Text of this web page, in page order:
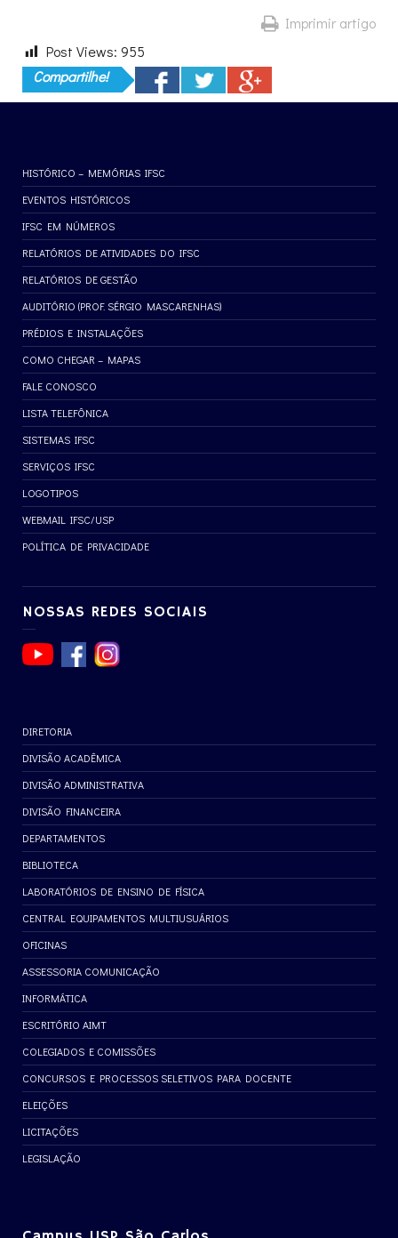
Imprimir artigo
Post Views: 955
Compartilhe!
HISTÓRICO – MEMÓRIAS IFSC
EVENTOS HISTÓRICOS
IFSC EM NÚMEROS
RELATÓRIOS DE ATIVIDADES DO IFSC
RELATÓRIOS DE GESTÃO
AUDITÓRIO (PROF. SÉRGIO MASCARENHAS)
PRÉDIOS E INSTALAÇÕES
COMO CHEGAR – MAPAS
FALE CONOSCO
LISTA TELEFÔNICA
SISTEMAS IFSC
SERVIÇOS IFSC
LOGOTIPOS
WEBMAIL IFSC/USP
POLÍTICA DE PRIVACIDADE
NOSSAS REDES SOCIAIS
DIRETORIA
DIVISÃO ACADÊMICA
DIVISÃO ADMINISTRATIVA
DIVISÃO FINANCEIRA
DEPARTAMENTOS
BIBLIOTECA
LABORATÓRIOS DE ENSINO DE FÍSICA
CENTRAL EQUIPAMENTOS MULTIUSUÁRIOS
OFICINAS
ASSESSORIA COMUNICAÇÃO
INFORMÁTICA
ESCRITÓRIO AIMT
COLEGIADOS E COMISSÕES
CONCURSOS E PROCESSOS SELETIVOS PARA DOCENTE
ELEIÇÕES
LICITAÇÕES
LEGISLAÇÃO